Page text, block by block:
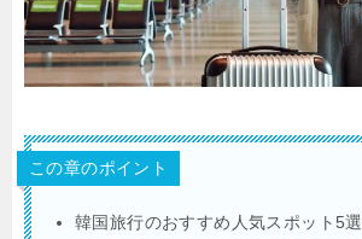
この章のポイント
韓国旅行のおすすめ人気スポット5選